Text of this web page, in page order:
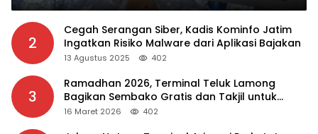
2
Cegah Serangan Siber, Kadis Kominfo Jatim
Ingatkan Risiko Malware dari Aplikasi Bajakan
13 Agustus 2025 402
3
Ramadhan 2026, Terminal Teluk Lamong
Bagikan Sembako Gratis dan Takjil untuk
Masyarakat
16 Maret 2026 402